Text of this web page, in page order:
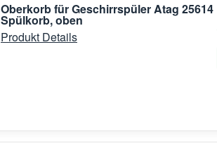
Oberkorb für Geschirrspüler Atag 25614
Spülkorb, oben
Produkt Details